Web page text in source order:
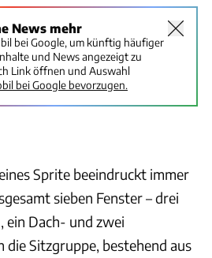
News mehr
bei Google, um künftig häufiger
und News angezeigt zu
Link öffnen und Auswahl
bei Google bevorzugen.
Sprite beeindruckt immer
sieben Fenster – drei
ein Dach- und zwei
die Sitzgruppe, bestehend aus